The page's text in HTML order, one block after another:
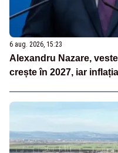
6 aug. 2026, 15:23
Alexandru Nazare,
crește în 2027, iar